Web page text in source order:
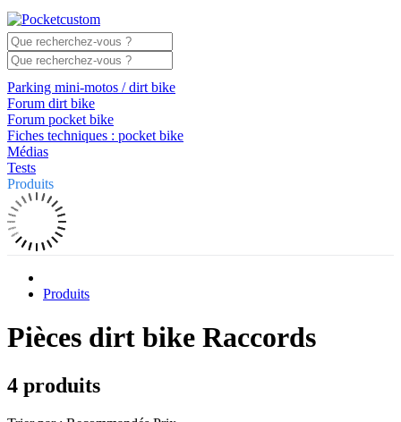
Parking mini-motos / dirt bike
Forum dirt bike
Forum pocket bike
Fiches techniques : pocket bike
Médias
Tests
Produits
Produits
Pièces dirt bike Raccords
4 produits